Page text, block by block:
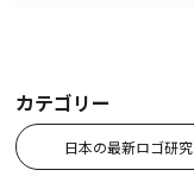
カテゴリー
日本の最新ロゴ研究